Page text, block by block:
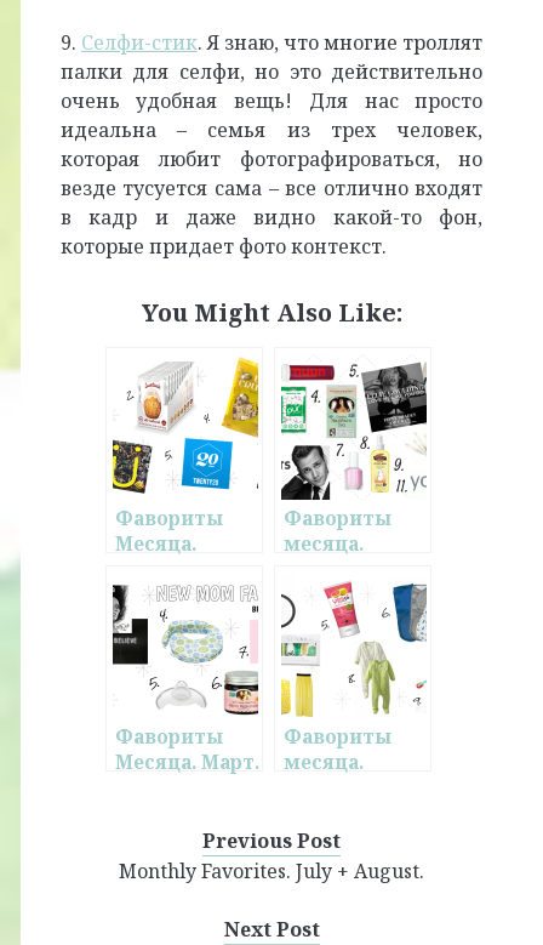
9. Селфи-стик. Я знаю, что многие троллят
палки для селфи, но это действительно
очень удобная вещь! Для нас просто
идеальна – семья из трех человек,
которая любит фотографироваться, но
везде тусуется сама – все отлично входят
в кадр и даже видно какой-то фон,
которые придает фото контекст.
You Might Also Like:
Фавориты
Месяца.
Фавориты
месяца.
Фавориты
Месяца. Март.
Фавориты
месяца.
Previous Post
Monthly Favorites. July + August.
Next Post